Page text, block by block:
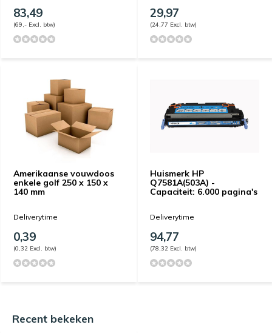
83,49
(69,- Excl. btw)
29,97
(24,77 Excl. btw)
Amerikaanse vouwdoos
enkele golf 250 x 150 x
140 mm
Deliverytime
0,39
(0,32 Excl. btw)
Huismerk HP
Q7581A(503A) -
Capaciteit: 6.000 pagina's
Deliverytime
94,77
(78,32 Excl. btw)
Recent bekeken